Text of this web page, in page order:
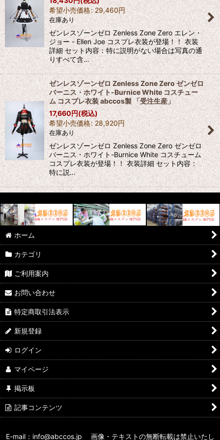
希望小売価格: 29,460円
在庫あり
ゼンレスゾーンゼロ Zenless Zone Zero エレン・
ジョー - Ellen Joe コスプレ衣装が登場！！ 衣装
詳細 セット内容：特に説明がない場合は写真の通
りすべて含…
ゼンレスゾーンゼロ Zenless Zone Zero ゼンゼロ
バーニス・ホワイト-Burnice White コスチュー
ム コスプレ衣装 abccos製 「受注生産」
17,660円(税込)
希望小売価格: 28,920円
在庫あり
ゼンレスゾーンゼロ Zenless Zone Zero ゼンゼロ
バーニス・ホワイト-Burnice White コスチューム
コスプレ衣装が登場！！ 衣装詳細 セット内容：
特に説…
ホーム
カテゴリ
ご利用案内
お問い合わせ
特定商取引法表示
新規登録
ログイン
マイページ
掲示板
記事コンテンツ
E-mail：info@abccos.jp 画像・テキストの無断転載は禁止いたし